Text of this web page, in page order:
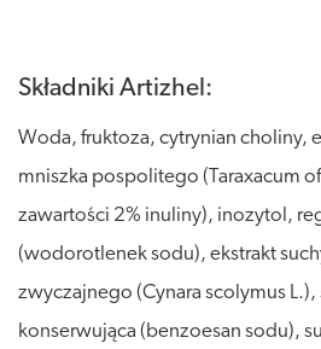
Składniki Artizhel:
Woda, fruktoza, cytrynian choliny,
mniszka pospolitego (Taraxacum
zawartości 2% inuliny), inozytol,
(wodorotlenek sodu), ekstrakt
zwyczajnego (Cynara scolymus L.),
konserwująca (benzoesan sodu),